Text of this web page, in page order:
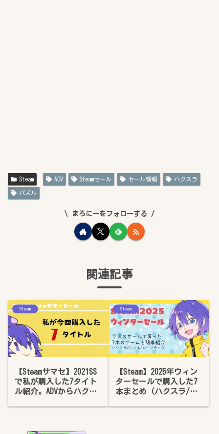
Steam ADV Steamセール セール情報 ハクスラ
パズル
まろにーをフォローする
関連記事
Steam
【Steamサマセ】2021SS
で私が購入した7タイト
ル紹介。ADVからハクス
Steam
【Steam】2025年ウィン
ターセールで購入した7
本まとめ（ハクスラ/パ